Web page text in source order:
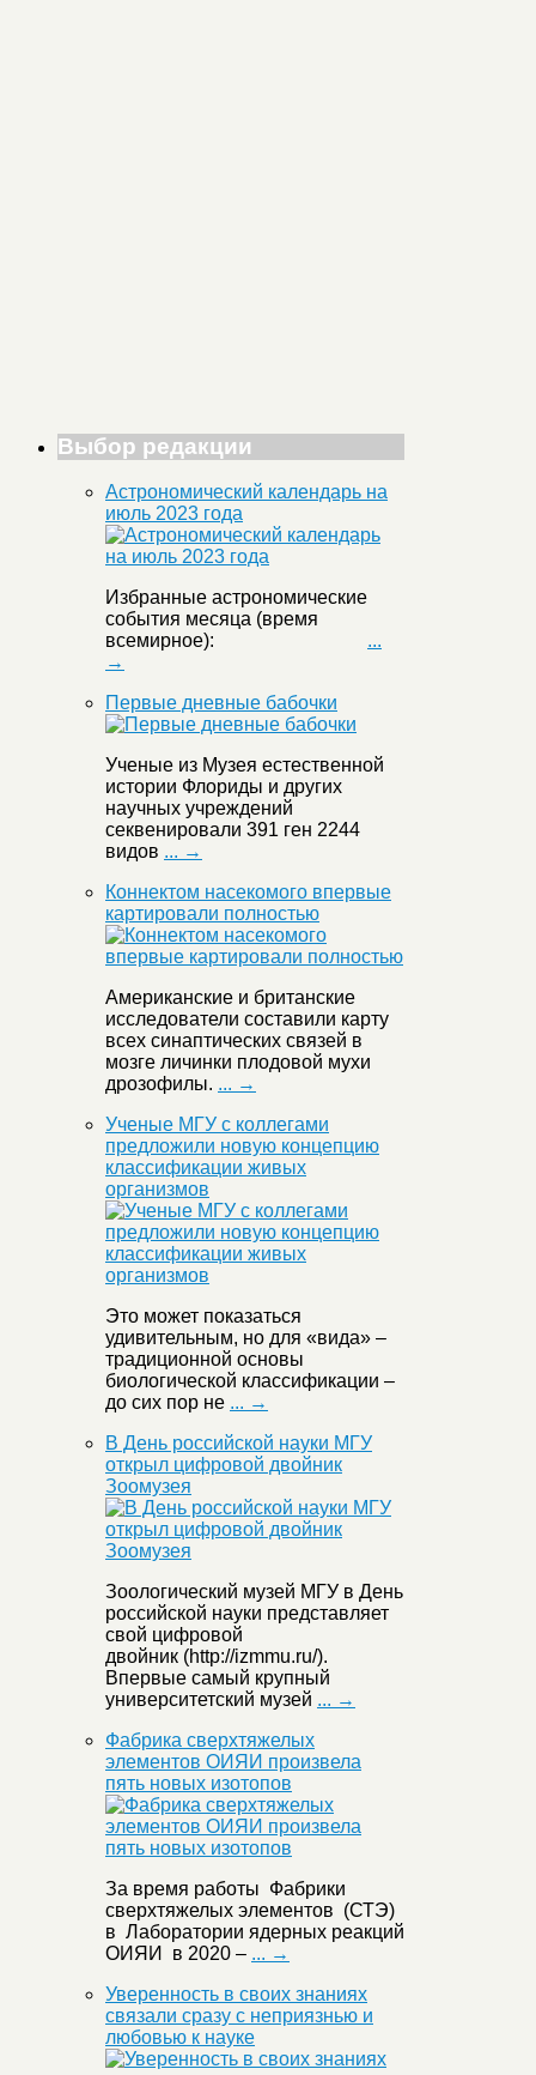
Выбор редакции
Астрономический календарь на
июль 2023 года
Избранные астрономические
события месяца (время
всемирное): ...
→
Первые дневные бабочки
Ученые из Музея естественной
истории Флориды и других
научных учреждений
секвенировали 391 ген 2244
видов ... →
Коннектом насекомого впервые
картировали полностью
Американские и британские
исследователи составили карту
всех синаптических связей в
мозге личинки плодовой мухи
дрозофилы. ... →
Ученые МГУ с коллегами
предложили новую концепцию
классификации живых
организмов
Это может показаться
удивительным, но для «вида» –
традиционной основы
биологической классификации –
до сих пор не ... →
В День российской науки МГУ
открыл цифровой двойник
Зоомузея
Зоологический музей МГУ в День
российской науки представляет
свой цифровой
двойник (http://izmmu.ru/).
Впервые самый крупный
университетский музей ... →
Фабрика сверхтяжелых
элементов ОИЯИ произвела
пять новых изотопов
За время работы Фабрики
сверхтяжелых элементов (СТЭ)
в Лаборатории ядерных реакций
ОИЯИ в 2020 – ... →
Уверенность в своих знаниях
связали сразу с неприязнью и
любовью к науке